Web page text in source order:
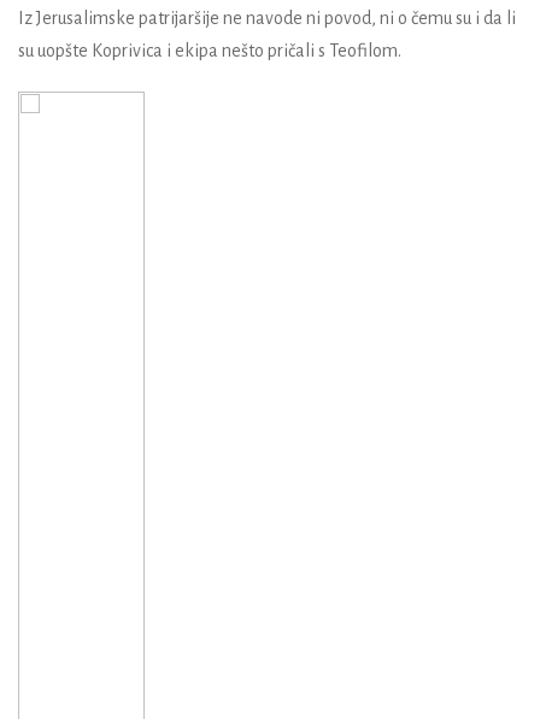
Iz Jerusalimske patrijaršije ne navode ni povod, ni o čemu su i da li
su uopšte Koprivica i ekipa nešto pričali s Teofilom.